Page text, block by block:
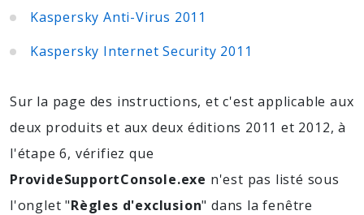
Kaspersky Anti-Virus 2011
Kaspersky Internet Security 2011
Sur la page des instructions, et c'est applicable aux
deux produits et aux deux éditions 2011 et 2012, à
l'étape 6, vérifiez que
ProvideSupportConsole.exe n'est pas listé sous
l'onglet "Règles d'exclusion" dans la fenêtre